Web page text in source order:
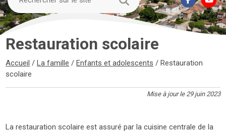
Restauration scolaire
Accueil /La famille /Enfants et adolescents /Restauration
scolaire
Mise à jour le 29 juin 2023
La restauration scolaire est assuré par la cuisine centrale de la